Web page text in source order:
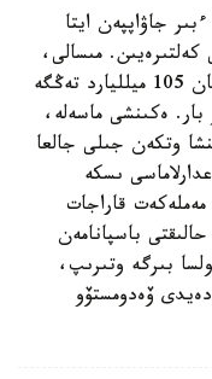
جاۋاپپەن ايتا
مىسالى،
بيىل مەملەكەت 10 مىڭ پاتەر بەردى. وعان 105 ميلليارد تەڭگە
ەكىنشى ماسەلە،
وتكەن جىلى جالعا
ىسكە
مەملەكەت قاراجات
باسپانامەن
بىرگە وتىرىپ،
ۆەدومستۆو